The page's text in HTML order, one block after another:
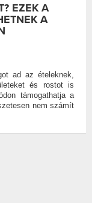
EZEK A
A
ad az ételeknek,
és rostot is
támogathatja a
nem számít